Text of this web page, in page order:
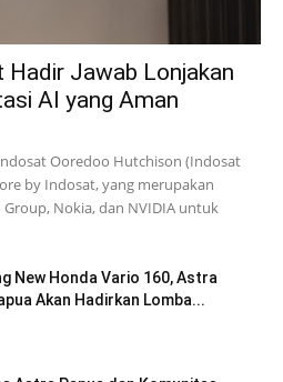
Jawab Lonjakan
AI yang Aman
Ooredoo Hutchison (Indosat
by Indosat, yang merupakan
Nokia, dan NVIDIA untuk
New Honda Vario 160, Astra
Akan Hadirkan Lomba...